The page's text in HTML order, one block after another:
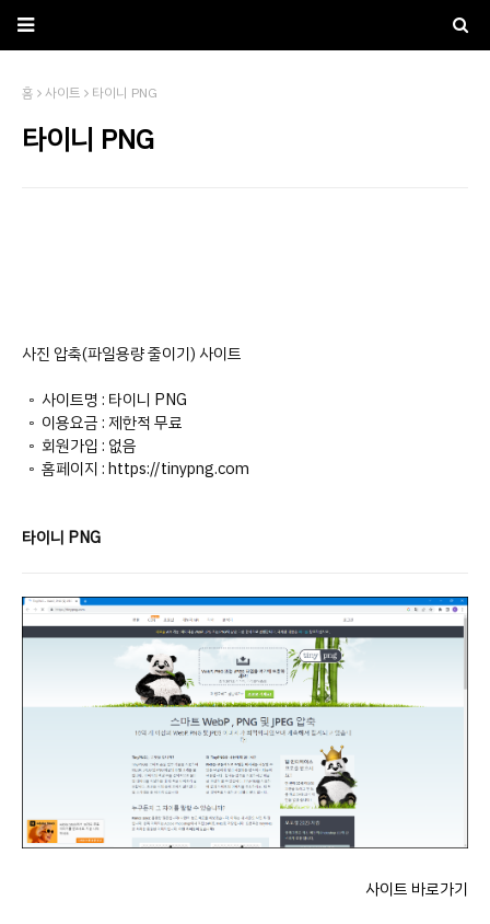
홈 사이트 타이니 PNG
타이니 PNG
사진 압축(파일용량 줄이기) 사이트
◦ 사이트명 : 타이니 PNG
◦ 이용요금 : 제한적 무료
◦ 회원가입 : 없음
◦ 홈페이지 : https://tinypng.com
타이니 PNG
사이트 바로가기